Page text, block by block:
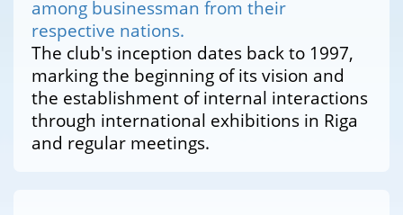
among businessman from their
respective nations.
The club's inception dates back to 1997,
marking the beginning of its vision and
the establishment of internal interactions
through international exhibitions in Riga
and regular meetings.